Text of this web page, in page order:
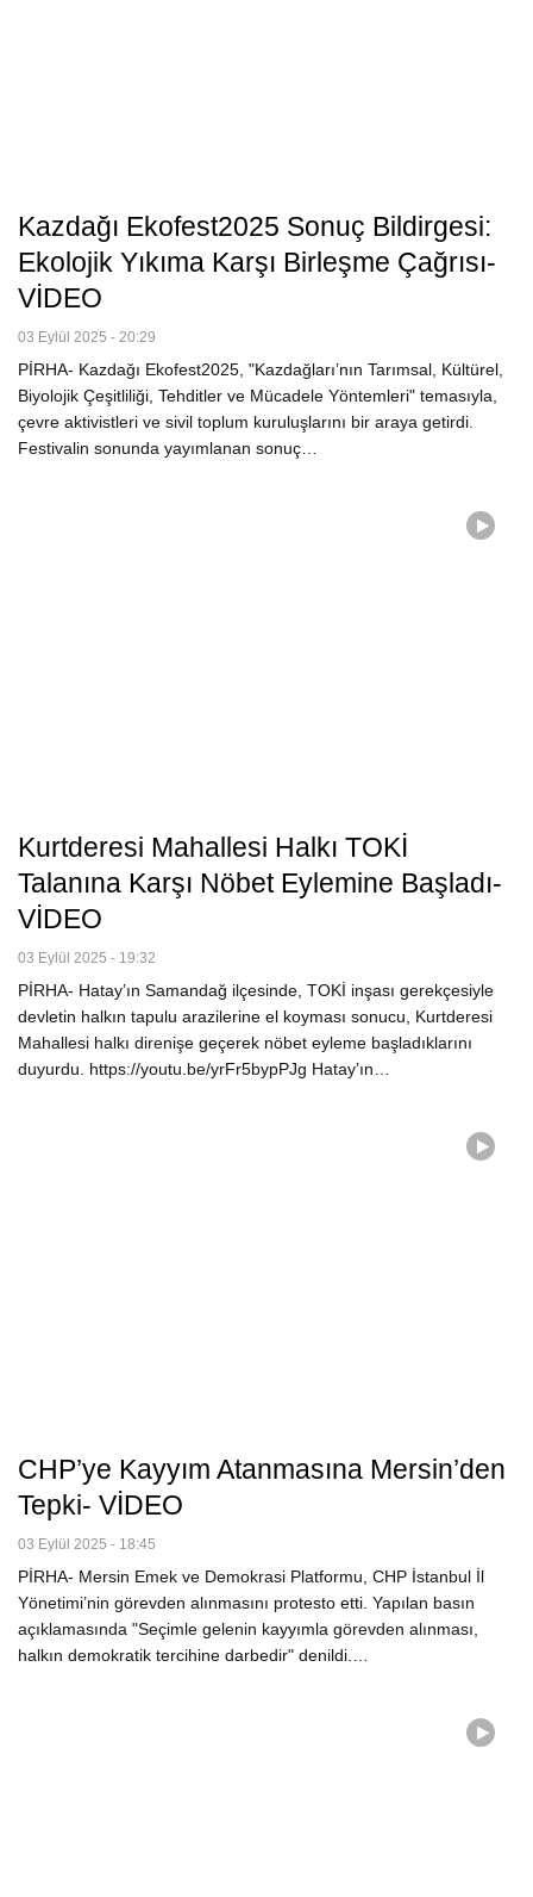
Kazdağı Ekofest2025 Sonuç Bildirgesi:
Ekolojik Yıkıma Karşı Birleşme Çağrısı-
VİDEO
03 Eylül 2025 - 20:29
PİRHA- Kazdağı Ekofest2025, "Kazdağları’nın Tarımsal, Kültürel,
Biyolojik Çeşitliliği, Tehditler ve Mücadele Yöntemleri" temasıyla,
çevre aktivistleri ve sivil toplum kuruluşlarını bir araya getirdi.
Festivalin sonunda yayımlanan sonuç…
Kurtderesi Mahallesi Halkı TOKİ
Talanına Karşı Nöbet Eylemine Başladı-
VİDEO
03 Eylül 2025 - 19:32
PİRHA- Hatay’ın Samandağ ilçesinde, TOKİ inşası gerekçesiyle
devletin halkın tapulu arazilerine el koyması sonucu, Kurtderesi
Mahallesi halkı direnişe geçerek nöbet eyleme başladıklarını
duyurdu. https://youtu.be/yrFr5bypPJg Hatay’ın…
CHP’ye Kayyım Atanmasına Mersin’den
Tepki- VİDEO
03 Eylül 2025 - 18:45
PİRHA- Mersin Emek ve Demokrasi Platformu, CHP İstanbul İl
Yönetimi’nin görevden alınmasını protesto etti. Yapılan basın
açıklamasında "Seçimle gelenin kayyımla görevden alınması,
halkın demokratik tercihine darbedir" denildi.…